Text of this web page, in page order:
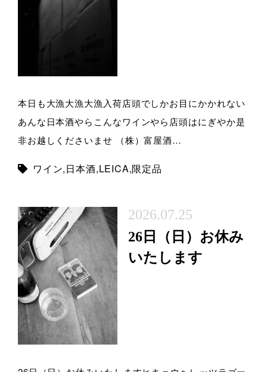
本日も大漁大漁大漁入荷店頭でしかお目にかかれない
あんな日本酒やらこんなワインやら店頭はにぎやか是
非お越しくださいませ （株）富屋酒…
ワイン,日本酒,LEICA,限定品
2026.07.25
26日（日）お休み
いたします